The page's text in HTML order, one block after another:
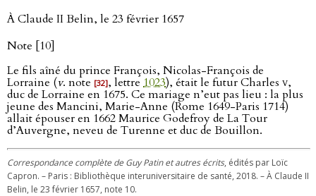
À Claude II Belin, le 23 février 1657
Note [10]
Le fils aîné du prince François, Nicolas-François de
Lorraine (v. note [32], lettre 1023), était le futur Charles v,
duc de Lorraine en 1675. Ce mariage n’eut pas lieu : la plus
jeune des Mancini, Marie-Anne (Rome 1649-Paris 1714)
allait épouser en 1662 Maurice Godefroy de La Tour
d’Auvergne, neveu de Turenne et duc de Bouillon.
Correspondance complète de Guy Patin et autres écrits, édités par Loïc
Capron. – Paris : Bibliothèque interuniversitaire de santé, 2018. – À Claude II
Belin, le 23 février 1657, note 10.